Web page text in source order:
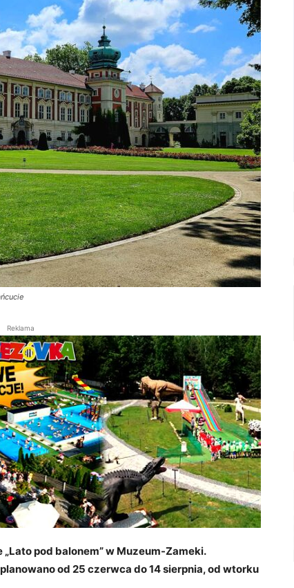
Reklama
pod balonem” w Muzeum-Zameki.
od 25 czerwca do 14 sierpnia, od wtorku